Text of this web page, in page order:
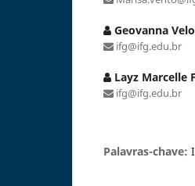
Geovanna
ifg@ifg.edu.br
Layz Marcelle
ifg@ifg.edu.br
Palavras-chave: